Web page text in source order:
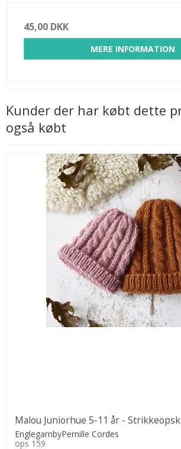
45,00 DKK
MERE INFORMATION
Kunder der har købt dette
også købt
Malou Juniorhue 5-11 år -
EnglegarnbyPernille Cordes
ops 159